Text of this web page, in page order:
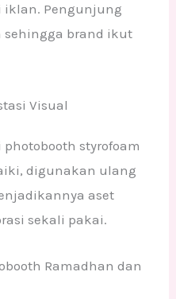
iklan. Pengunjung
sehingga brand ikut
Visual
styrofoam
digunakan ulang
aset
sekali pakai.
Ramadhan dan